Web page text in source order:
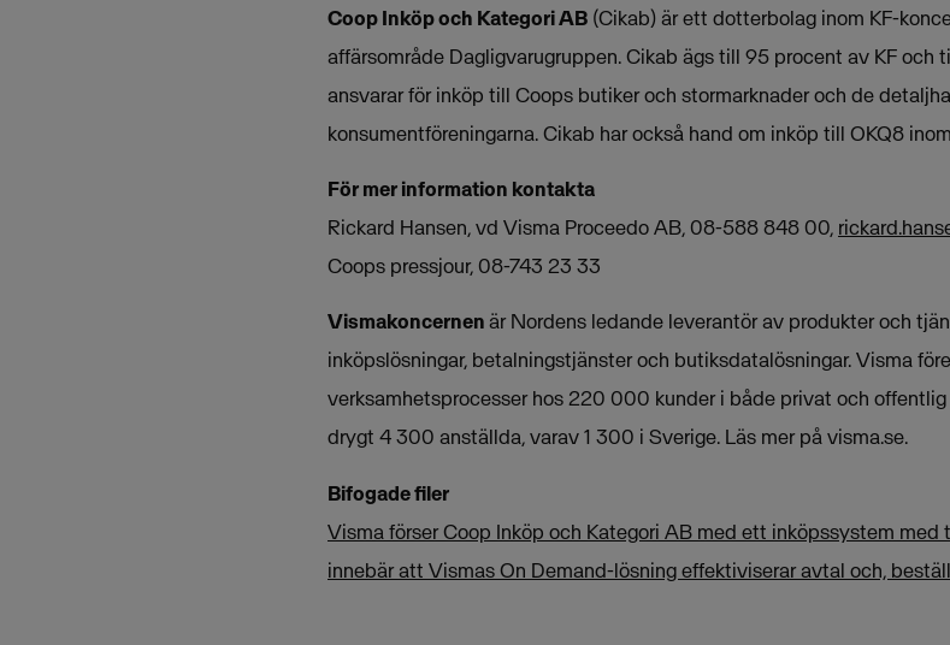
Coop Inköp och Kategori AB (Cikab) är ett dotterbolag inom KF-
affärsområde Dagligvarugruppen. Cikab ägs till 95 procent av KF och
ansvarar för inköp till Coops butiker och stormarknader och de
konsumentföreningarna. Cikab har också hand om inköp till OKQ8
För mer information kontakta
Rickard Hansen, vd Visma Proceedo AB, 08-588 848 00,
Coops pressjour, 08-743 23 33
Vismakoncernenär Nordens ledande leverantör av produkter och
inköpslösningar, betalningstjänster och butiksdatalösningar. Visma
verksamhetsprocesser hos 220 000 kunder i både privat och offentlig
drygt 4 300 anställda, varav 1 300 i Sverige. Läs mer på visma.se.
Bifogade filer
Visma förser Coop Inköp och Kategori AB med ett inköpssystem
innebär att Vismas On Demand-lösning effektiviserar avtal och,